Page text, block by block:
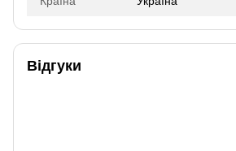
Відгуки